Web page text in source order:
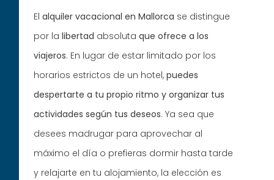
Elalquiler vacacional en Mallorca se distingue
por lalibertad absolutaque ofrece a los
viajeros. En lugar de estar limitado por los
horarios estrictos de un hotel,puedes
despertarte a tu propio ritmo y organizar tus
actividades según tus deseos. Ya sea que
desees madrugar para aprovechar al
máximo el día o prefieras dormir hasta tarde
y relajarte en tu alojamiento, la elección es